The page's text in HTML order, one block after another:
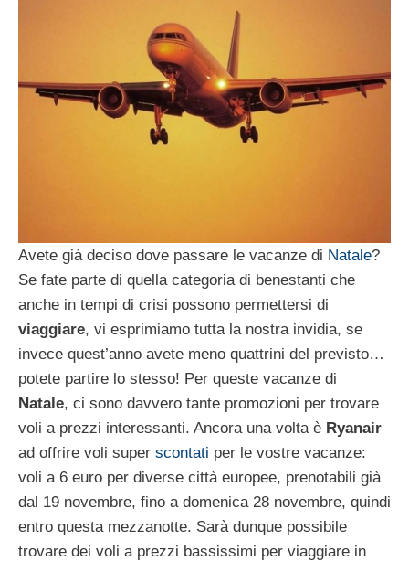
Avete già deciso dove passare le vacanze di Natale?
Se fate parte di quella categoria di benestanti che
anche in tempi di crisi possono permettersi di
viaggiare, vi esprimiamo tutta la nostra invidia, se
invece quest’anno avete meno quattrini del previsto…
potete partire lo stesso! Per queste vacanze di
Natale, ci sono davvero tante promozioni per trovare
voli a prezzi interessanti. Ancora una volta è Ryanair
ad offrire voli super scontati per le vostre vacanze:
voli a 6 euro per diverse città europee, prenotabili già
dal 19 novembre, fino a domenica 28 novembre, quindi
entro questa mezzanotte. Sarà dunque possibile
trovare dei voli a prezzi bassissimi per viaggiare in